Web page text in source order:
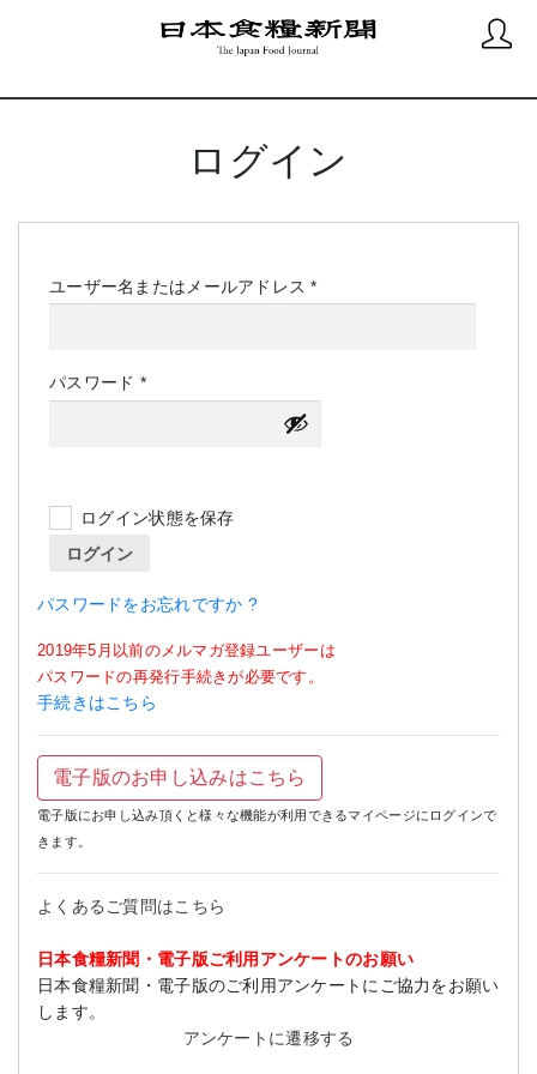
ログイン
ユーザー名またはメールアドレス*必
パスワード *必
須
ログイン状態を保存
ログイン
パスワードをお忘れですか ?
2019年5月以前のメルマガ登録ユーザーは
パスワードの再発行手続きが必要です。
手続きはこちら
電子版のお申し込みはこちら
電子版にお申し込み頂くと様々な機能が利用できるマイページにログインで
きます。
よくあるご質問はこちら
日本食糧新聞・電子版ご利用アンケートのお願い
日本食糧新聞・電子版のご利用アンケートにご協力をお願い
します。
アンケートに遷移する